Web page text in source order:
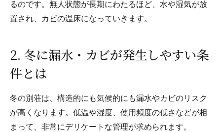
るのです。無人状態が長期にわたるほど、水や湿気が放
置され、カビの温床になっていきます。
2. 冬に漏水・カビが発生しやすい条
件とは
冬の別荘は、構造的にも気候的にも漏水やカビのリスク
が高くなります。低温や湿度、使用頻度の低さなどが相
まって、非常にデリケートな管理が求められます。